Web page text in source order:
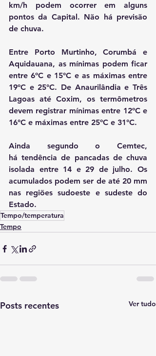
km/h podem ocorrer em alguns
pontos da Capital. Não há previsão
de chuva.
Entre Porto Murtinho, Corumbá e
Aquidauana, as mínimas podem ficar
entre 6ºC e 15°C e as máximas entre
19ºC e 25°C. De Anaurilândia e Três
Lagoas até Coxim, os termômetros
devem registrar mínimas entre 12ºC e
16°C e máximas entre 25ºC e 31°C.
Ainda segundo o Cemtec,
há tendência de pancadas de chuva
isolada entre 14 e 29 de julho. Os
acumulados podem ser de até 20 mm
nas regiões sudoeste e sudeste do
Estado.
Tempo/temperatura
Tempo
Posts recentes Ver tudo